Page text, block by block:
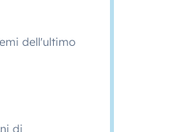
dell'ultimo
di